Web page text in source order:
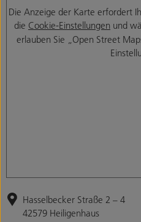
Die Anzeige der Karte erfordert
die Cookie-Einstellungen und
erlauben Sie „Open Street
Hasselbecker Straße 2 – 4
42579 Heiligenhaus